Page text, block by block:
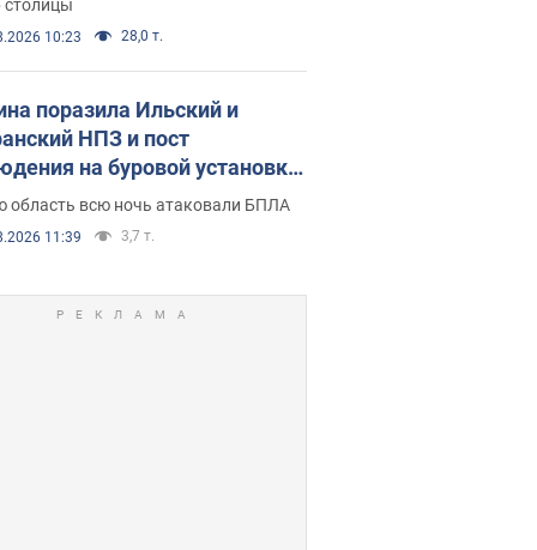
столицы
10:23 28,0 т.
поразила Ильский и
НПЗ и пост
на буровой установке
Генштаб раскрыл детали.
видео
область всю ночь атаковали БПЛА
11:39 3,7 т.